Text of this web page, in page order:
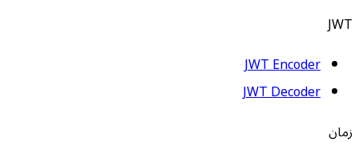
JWT
JWT Encoder
JWT Decoder
زمان